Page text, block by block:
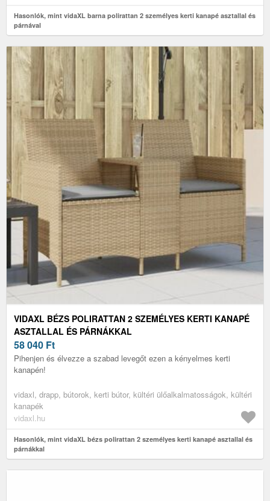
Hasonlók, mint vidaXL barna polirattan 2 személyes kerti kanapé asztallal és
párnával
VIDAXL BÉZS POLIRATTAN 2 SZEMÉLYES KERTI KANAPÉ
ASZTALLAL ÉS PÁRNÁKKAL
58 040 Ft
Pihenjen és élvezze a szabad levegőt ezen a kényelmes kerti
kanapén!
vidaxl, drapp, bútorok, kerti bútor, kültéri ülőalkalmatosságok, kültéri
kanapék
vidaxl.hu
Hasonlók, mint vidaXL bézs polirattan 2 személyes kerti kanapé asztallal és
párnákkal